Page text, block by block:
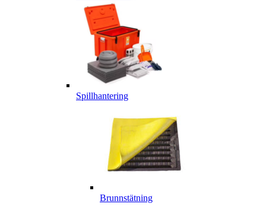
Spillhantering
Brunnstätning